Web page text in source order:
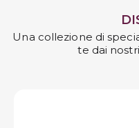
Una collezione di
te dai